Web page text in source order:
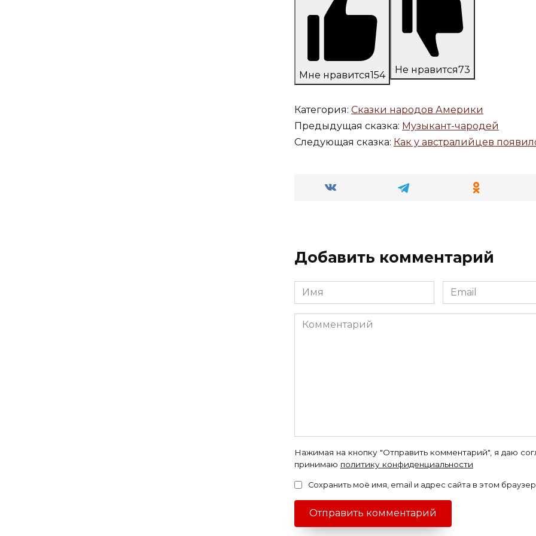
Мне нравится154 Не нравится73
Категория: Сказки народов Америки
Предыдущая сказка: Музыкант-чародей
Следующая сказка: Как у австралийцев
Добавить комментарий
Имя
*
Email
*
Комментарий
Нажимая на кнопку "Отправить комментарий", я даю
принимаю политику конфиденциальности
Сохранить моё имя, email и адрес сайта в этом